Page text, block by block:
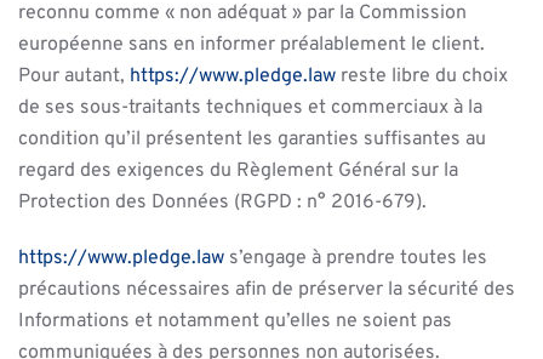
reconnu comme « non adéquat » par la Commission
européenne sans en informer préalablement le client.
Pour autant, https://www.pledge.law reste libre du choix
de ses sous-traitants techniques et commerciaux à la
condition qu’il présentent les garanties suffisantes au
regard des exigences du Règlement Général sur la
Protection des Données (RGPD : n° 2016-679).
https://www.pledge.law s’engage à prendre toutes les
précautions nécessaires afin de préserver la sécurité des
Informations et notamment qu’elles ne soient pas
communiquées à des personnes non autorisées.